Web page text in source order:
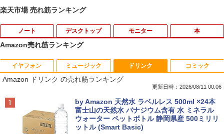
楽天市場 売れ筋ランキング
ノート
1
中古ノートパソコン・ windows11 offic
e付・整備済み品・富士通 ARROWS Tab
Q508 文教モデル 10.1型 WUXGA タブレ
s 11 & Office 2019 搭載) 本体＋専用キ
ーボード付 ・初期設定不要
￥9,800
デスクトップ
1
地デジ BS TV 視聴 Youtube 動画 23.8 i
n NEC ラビ LAVIE Direct DA570M 整備
済 第8世代 Corei5 デスクトップパソコン
NDOWS11 メモリ8GB DVDマルチ キー
ボード マウス付 初期設定済 WEBカメラ
office付き TVチューナー PC 本体 送料込
モニター
1
モバイルモニター HAILESI S123E 12.3
インチ タッチパネル タッチペン対応 モ
バイルディスプレイ 1920x1280 フルHD
HDR対応 OTG対応 ポータブルモニター
軽量 自立型 スピーカー内蔵Switch2 PS5
XBOX PC Mac iPhone
本
1
ハーレム王の異世界プレス漫遊記 〜最強
無双のおじさんはあらゆる種族を嫁にす
る〜（コミック） ： 6 【電子書籍】[ 灰
￥792
Amazon売れ筋ランキング
イヤフォン
Anker Soundcore P40i オフホワイト
￥7,990
ミュージック
BRUCE WAYNE feat. Flo Milli, ATL Jacob
[Explicit]
￥250
ドリンク
Amazon ドリンク の売れ筋ランキング
更新日時：2026/08/11 00:06
by Amazon 天然水 ラベルレス 500ml ×24本
富士山の天然水 バナジウム含有 水 ミネラル
ウォーター ペットボトル 静岡県産 500ミリリ
ットル (Smart Basic)
コミック